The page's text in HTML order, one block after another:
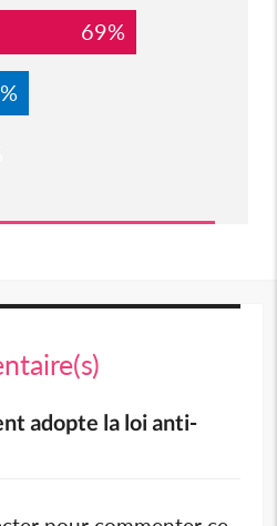
69%
adopte la loi anti-